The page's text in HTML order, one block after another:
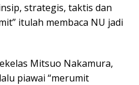
strategis, taktis dan
itulah membaca NU jadi
Mitsuo Nakamura,
piawai “merumit